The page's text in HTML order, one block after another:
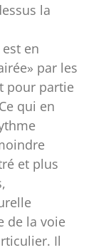
la
en
par les
pour partie
qui en
et plus
de la voie
Il